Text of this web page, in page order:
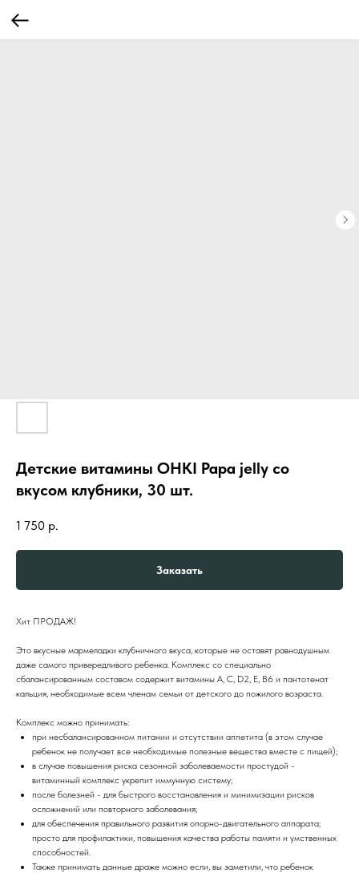
Детские витамины OHKI Papa jelly со
вкусом клубники, 30 шт.
1 750 р.
Заказать
Хит ПРОДАЖ!
Это вкусные мармеладки клубничного вкуса, которые не оставят равнодушным
даже самого привередливого ребенка. Комплекс со специально
сбалансированным составом содержит витамины A, C, D2, E, B6 и пантотенат
кальция, необходимые всем членам семьи от детского до пожилого возраста.
Комплекс можно принимать:
при несбалансированном питании и отсутствии аппетита (в этом случае
ребенок не получает все необходимые полезные вещества вместе с пищей);
в случае повышения риска сезонной заболеваемости простудой -
витаминный комплекс укрепит иммунную систему;
после болезней - для быстрого восстановления и минимизации рисков
осложнений или повторного заболевания;
для обеспечения правильного развития опорно-двигательного аппарата;
просто для профилактики, повышения качества работы памяти и умственных
способностей.
Также принимать данные драже можно если, вы заметили, что ребенок